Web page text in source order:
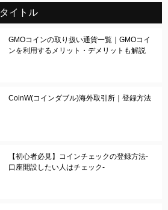
イトル
GMOコインの取り扱い通貨一覧｜GMOコイ
ンを利用するメリット・デメリットも解説
CoinW(コインダブル)海外取引所｜登録方法
【初心者必見】コインチェックの登録方法-
口座開設したい人はチェック-